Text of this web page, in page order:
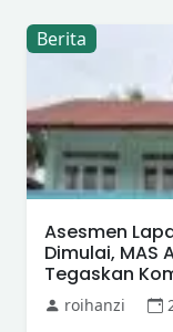
Berita
Asesmen
Dimulai, MAS
Tegaskan
roihanzi